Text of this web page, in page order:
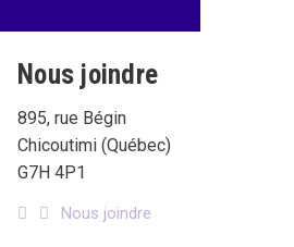
Nous joindre
895, rue Bégin
Chicoutimi (Québec)
G7H 4P1
Nous joindre